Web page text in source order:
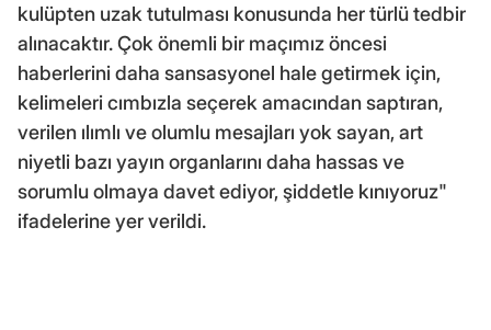
kulüpten uzak tutulması konusunda her türlü tedbir
alınacaktır. Çok önemli bir maçımız öncesi
haberlerini daha sansasyonel hale getirmek için,
kelimeleri cımbızla seçerek amacından saptıran,
verilen ılımlı ve olumlu mesajları yok sayan, art
niyetli bazı yayın organlarını daha hassas ve
sorumlu olmaya davet ediyor, şiddetle kınıyoruz"
ifadelerine yer verildi.